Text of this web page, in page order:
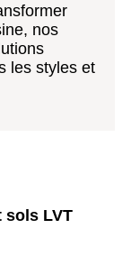
nos
les styles et
sols LVT